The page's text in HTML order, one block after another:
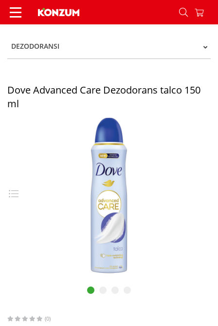
Dove Advanced Care Dezodorans talco 150 ml -
DEZODORANSI
Dove Advanced Care Dezodorans talco 150
ml
(0)